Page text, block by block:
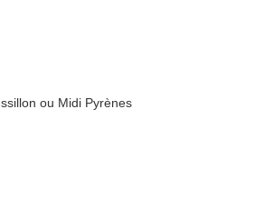
ou Midi Pyrènes